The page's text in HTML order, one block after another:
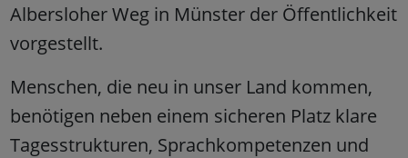
Albersloher Weg in Münster der Öffentlichkeit
vorgestellt.
Menschen, die neu in unser Land kommen,
benötigen neben einem sicheren Platz klare
Tagesstrukturen, Sprachkompetenzen und